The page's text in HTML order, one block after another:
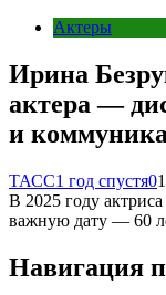
Актеры
Ирина
актера —
и
ТАСС1 год спустя0
В 2025 году
важную дату — 60
Навигация